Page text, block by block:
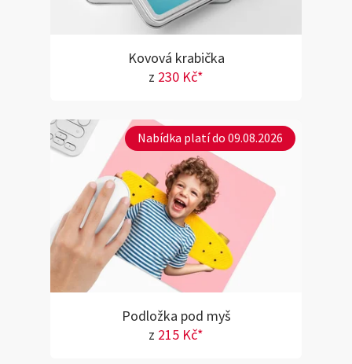
Kovová krabička
z 230 Kč*
Nabídka platí do 09.08.2026
Podložka pod myš
z 215 Kč*